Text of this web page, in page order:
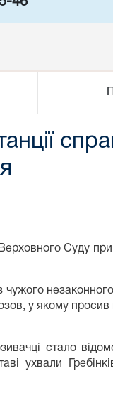
Суду
у якому
стало
ухвали